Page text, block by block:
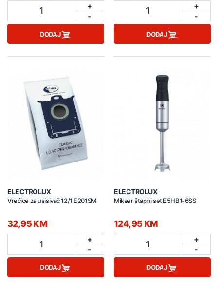
1
+
-
DODAJ
1
+
-
DODAJ
ELECTROLUX
Vrećice za usisivač 12/1 E201SM
32,95 KM
1
+
-
DODAJ
ELECTROLUX
Mikser štapni set E5HB1-6SS
124,95 KM
1
+
-
DODAJ